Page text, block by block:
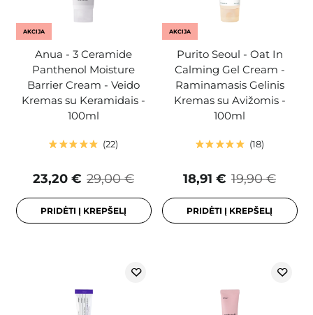
AKCIJA
Anua - 3 Ceramide
Panthenol Moisture
Barrier Cream - Veido
Kremas su Keramidais -
100ml
22
29,00 €
23,20 €
PRIDĖTI Į KREPŠELĮ
AKCIJA
Purito Seoul - Oat In
Calming Gel Cream -
Raminamasis Gelinis
Kremas su Avižomis -
100ml
18
19,90 €
18,91 €
PRIDĖTI Į KREPŠELĮ